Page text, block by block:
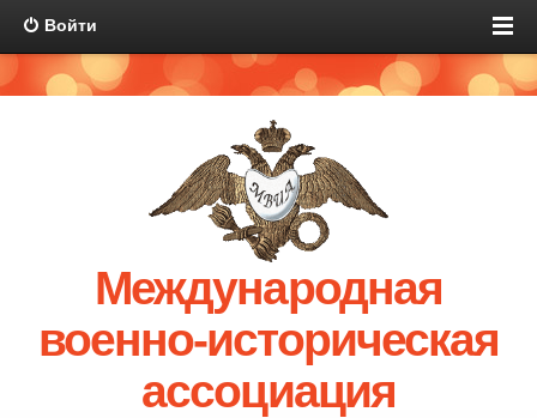
Войти
Международная
военно-историческая
ассоциация